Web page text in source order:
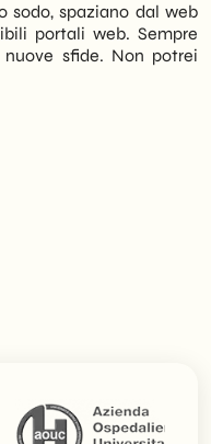
sodo, spaziano dal web
portali web. Sempre
sfide. Non potrei